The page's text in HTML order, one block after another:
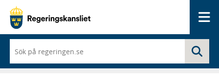
du
börjar
skriva